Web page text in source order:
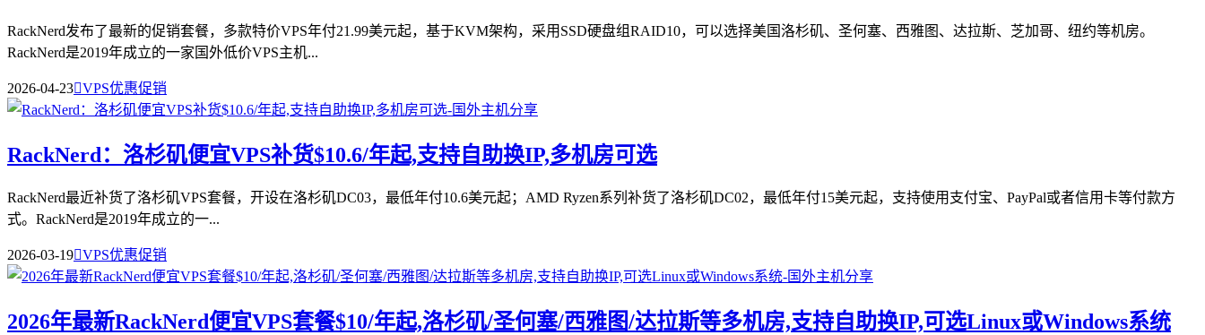
RackNerd发布了最新的促销套餐，多款特价VPS年付21.99美元起，基于KVM架构，采用SSD硬盘组RAID10，可以选择美国洛杉矶、圣何塞、西雅图、达拉斯、芝加哥、纽约等机房。
RackNerd是2019年成立的一家国外低价VPS主机...
2026-04-23VPS优惠促销
RackNerd：洛杉矶便宜VPS补货$10.6/年起,支持自助换IP,多机房可选
RackNerd最近补货了洛杉矶VPS套餐，开设在洛杉矶DC03，最低年付10.6美元起；AMD Ryzen系列补货了洛杉矶DC02，最低年付15美元起，支持使用支付宝、PayPal或者信用卡等付款方
式。RackNerd是2019年成立的一...
2026-03-19VPS优惠促销
2026年最新RackNerd便宜VPS套餐$10/年起,洛杉矶/圣何塞/西雅图/达拉斯等多机房,支持自助换IP,可选Linux或Windows系统